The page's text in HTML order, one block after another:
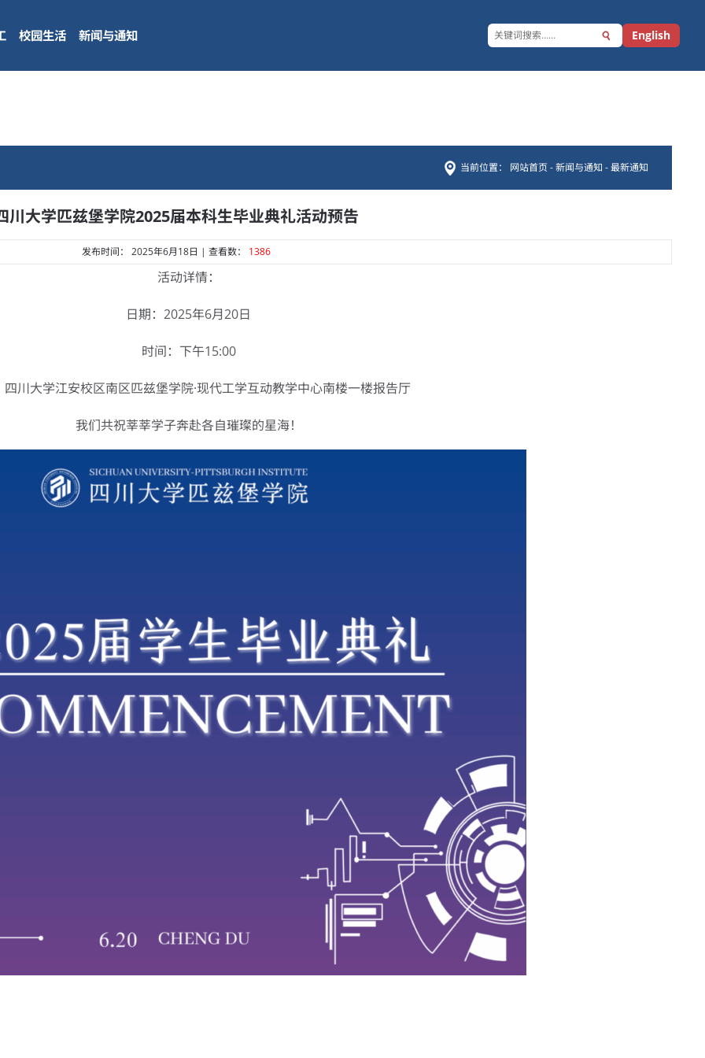
校园生活 新闻与通知 English
当前位置： 网站首页-新闻与通知 -最新通知
川大学匹兹堡学院2025届本科生毕业典礼活动预告
发布时间： 2025年6月18日 | 查看数： 1386
活动详情：
日期：2025年6月20日
时间：下午15:00
四川大学江安校区南区匹兹堡学院·现代工学互动教学中心南楼一楼报告厅
我们共祝莘莘学子奔赴各自璀璨的星海！